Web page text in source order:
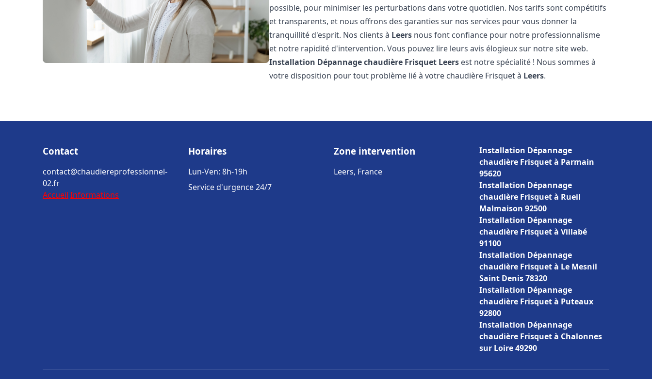
possible, pour minimiser les perturbations dans votre quotidien. Nos tarifs sont compétitifs
et transparents, et nous offrons des garanties sur nos services pour vous donner la
tranquillité d'esprit. Nos clients à Leers nous font confiance pour notre professionnalisme
et notre rapidité d'intervention. Vous pouvez lire leurs avis élogieux sur notre site web.
Installation Dépannage chaudière Frisquet Leers est notre spécialité ! Nous sommes à
votre disposition pour tout problème lié à votre chaudière Frisquet à Leers.
Contact
contact@chaudiereprofessionnel-
02.fr
Accueil Informations
Horaires
Lun-Ven: 8h-19h
Service d'urgence 24/7
Zone intervention
Leers, France
Installation Dépannage
chaudière Frisquet à Parmain
95620
Installation Dépannage
chaudière Frisquet à Rueil
Malmaison 92500
Installation Dépannage
chaudière Frisquet à Villabé
91100
Installation Dépannage
chaudière Frisquet à Le Mesnil
Saint Denis 78320
Installation Dépannage
chaudière Frisquet à Puteaux
92800
Installation Dépannage
chaudière Frisquet à Chalonnes
sur Loire 49290